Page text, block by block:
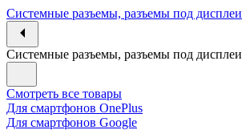
Системные разъемы, разъемы под дисплеи
Системные разъемы, разъемы под дисплеи
Смотреть все товары
Для смартфонов OnePlus
Для смартфонов Google